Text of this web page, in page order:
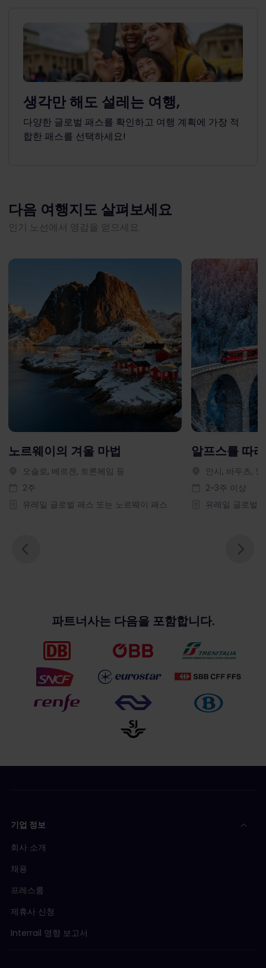
생각만 해도 설레는 여행,
다양한 글로벌 패스를 확인하고 여행 계획에 가장 적
합한 패스를 선택하세요!
다음 여행지도 살펴보세요
인기 노선에서 영감을 얻으세요
노르웨이의 겨울 마법
오슬로, 베르겐, 트론헤임 등
2주
유레일 글로벌 패스 또는 노르웨이 패스
알프스를 따
안시, 바두츠,
2~3주 이상
유레일 글로벌
파트너사는 다음을 포함합니다.
기업 정보
회사 소개
채용
프레스룸
제휴사 신청
Interrail 영향 보고서